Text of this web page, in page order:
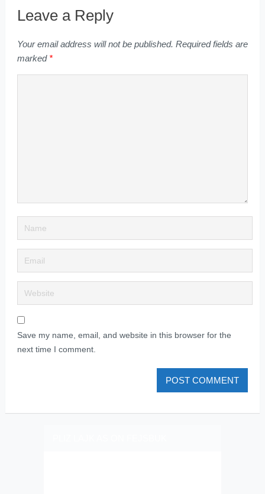
Leave a Reply
Your email address will not be published. Required fields are
marked *
Save my name, email, and website in this browser for the
next time I comment.